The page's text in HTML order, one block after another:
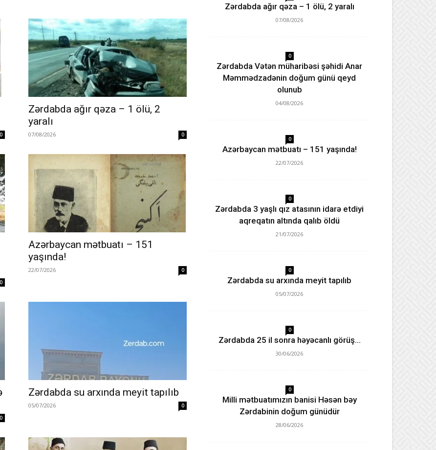
0
Zərdabda ağır qəza – 1 ölü, 2
yaralı
07/08/2026 0
0
Azərbaycan mətbuatı – 151
yaşında!
22/07/2026 0
0
Zərdabda su arxında meyit tapılıb
05/07/2026 0
Zərdabda ağır qəza – 1 ölü, 2 yaralı
07/08/2026
0
Zərdabda Vətən müharibəsi şəhidi Anar
Məmmədzadənin doğum günü qeyd
olunub
04/08/2026
0
Azərbaycan mətbuatı – 151 yaşında!
22/07/2026
0
Zərdabda 3 yaşlı qız atasının idarə etdiyi
aqreqatın altında qalıb öldü
21/07/2026
0
Zərdabda su arxında meyit tapılıb
05/07/2026
0
Zərdabda 25 il sonra həyəcanlı görüş…
30/06/2026
0
Milli mətbuatımızın banisi Həsən bəy
Zərdabinin doğum günüdür
28/06/2026